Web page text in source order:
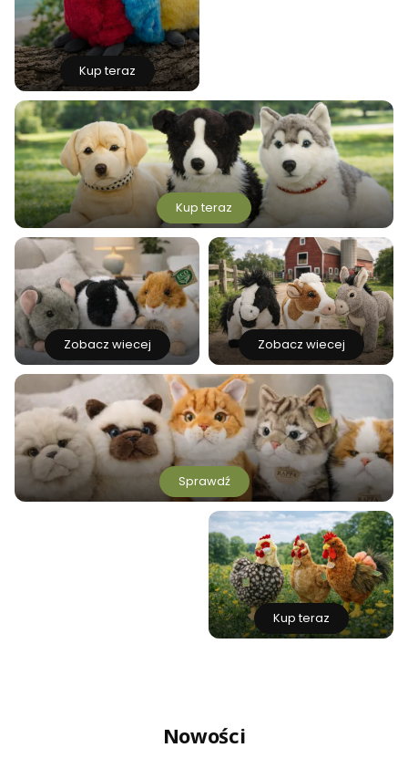
Kup teraz
Sprawdź
Zobacz wiecej
Kup teraz
Kup teraz
Zobacz wiecej
Nowości